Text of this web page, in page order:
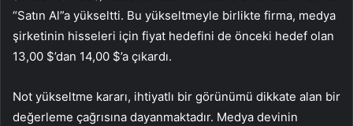
“Satın Al”a yükseltti. Bu yükseltmeyle birlikte firma, medya
şirketinin hisseleri için fiyat hedefini de önceki hedef olan
13,00 $’dan 14,00 $’a çıkardı.
Not yükseltme kararı, ihtiyatlı bir görünümü dikkate alan bir
değerleme çağrısına dayanmaktadır. Medya devinin